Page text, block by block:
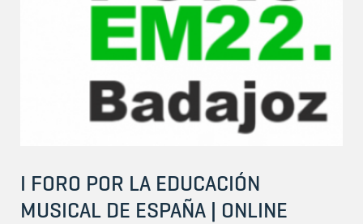
I FORO POR LA EDUCACIÓN
MUSICAL DE ESPAÑA | ONLINE